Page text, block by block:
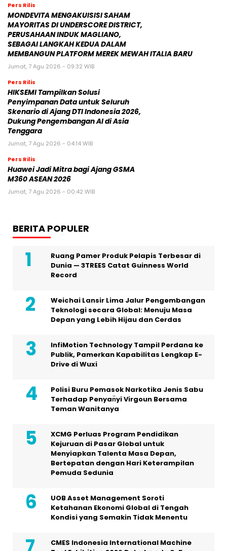
Pers Rilis
MONDEVITA MENGAKUISISI SAHAM
MAYORITAS DI UNDERSCORE DISTRICT,
PERUSAHAAN INDUK MAGLIANO,
SEBAGAI LANGKAH KEDUA DALAM
MEMBANGUN PLATFORM MEREK MEWAH ITALIA BARU
Jumat, 7 Agu 2026 - 09:32 WIB
Pers Rilis
HIKSEMI Tampilkan Solusi
Penyimpanan Data untuk Seluruh
Skenario di Ajang DTI Indonesia 2026,
Dukung Pengembangan AI di Asia
Tenggara
Jumat, 7 Agu 2026 - 04:14 WIB
Pers Rilis
Huawei Jadi Mitra bagi Ajang GSMA
M360 ASEAN 2026
Jumat, 7 Agu 2026 - 00:42 WIB
BERITA POPULER
Ruang Pamer Produk Pelapis Terbesar di
Dunia — 3TREES Catat Guinness World
Record
Weichai Lansir Lima Jalur Pengembangan
Teknologi secara Global: Menuju Masa
Depan yang Lebih Hijau dan Cerdas
InfiMotion Technology Tampil Perdana ke
Publik, Pamerkan Kapabilitas Lengkap E-
Drive di Wuxi
Polisi Buru Pemasok Narkotika Jenis Sabu
Terhadap Penyan̈yi Virgoun Bersama
Teman Wanitanya
XCMG Perluas Program Pendidikan
Kejuruan di Pasar Global untuk
Menyiapkan Talenta Masa Depan,
Bertepatan dengan Hari Keterampilan
Pemuda Sedunia
UOB Asset Management Soroti
Ketahanan Ekonomi Global di Tengah
Kondisi yang Semakin Tidak Menentu
CMES Indonesia International Machine